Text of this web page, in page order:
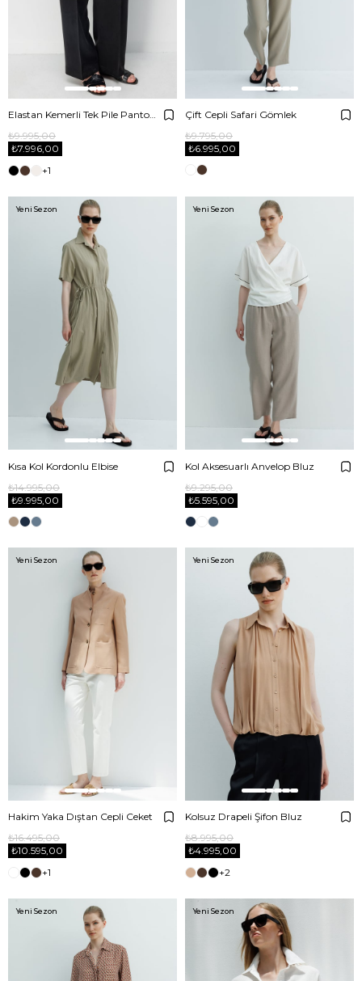
Elastan Kemerli Tek Pile Pantolon
₺7.996,00
₺9.995,00
+1
Çift Cepli Safari Gömlek
₺6.995,00
₺9.795,00
Kısa Kol Kordonlu Elbise
₺9.995,00
₺14.995,00
Yeni Sezon
Kol Aksesuarlı Anvelop Bluz
₺5.595,00
₺9.295,00
Yeni Sezon
Hakim Yaka Dıştan Cepli Ceket
₺10.595,00
₺16.495,00
+1
Yeni Sezon
Kolsuz Drapeli Şifon Bluz
₺4.995,00
₺8.995,00
+2
Yeni Sezon
Yeni Sezon Yeni Sezon